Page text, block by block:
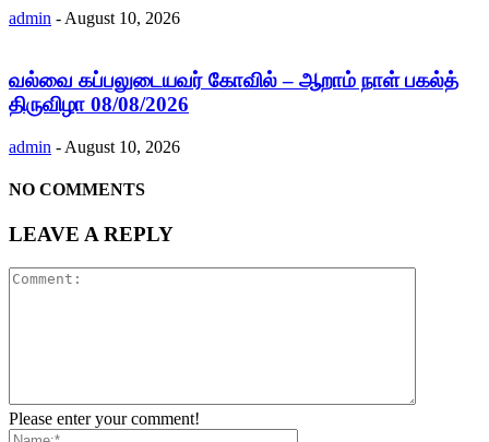
admin - August 10, 2026
வல்வை கப்பலுடையவர் கோவில் – ஆறாம் நாள் பகல்த்
திருவிழா 08/08/2026
admin - August 10, 2026
NO COMMENTS
LEAVE A REPLY
Please enter your comment!